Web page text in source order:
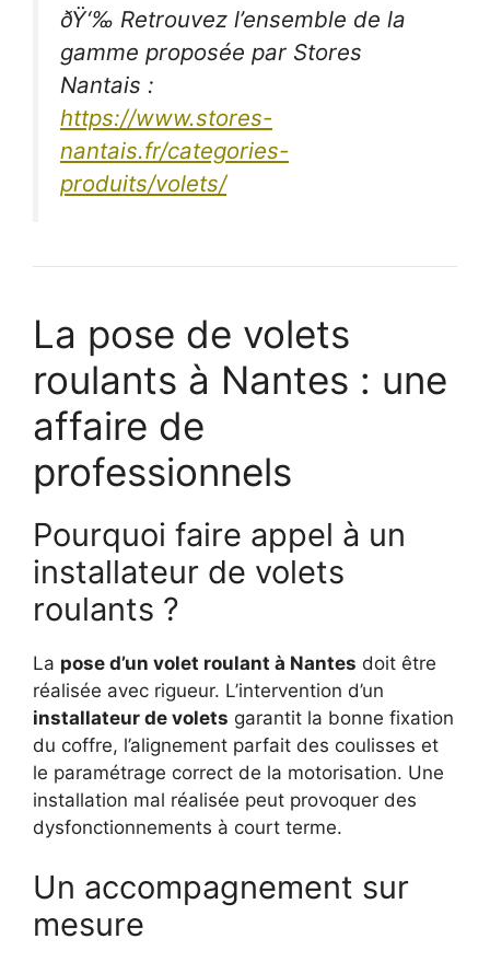
ðŸ‘‰ Retrouvez l’ensemble de la
gamme proposée par Stores
Nantais :
https://www.stores-
nantais.fr/categories-
produits/volets/
La pose de volets
roulants à Nantes : une
affaire de
professionnels
Pourquoi faire appel à un
installateur de volets
roulants ?
La pose d’un volet roulant à Nantes doit être
réalisée avec rigueur. L’intervention d’un
installateur de volets garantit la bonne fixation
du coffre, l’alignement parfait des coulisses et
le paramétrage correct de la motorisation. Une
installation mal réalisée peut provoquer des
dysfonctionnements à court terme.
Un accompagnement sur
mesure